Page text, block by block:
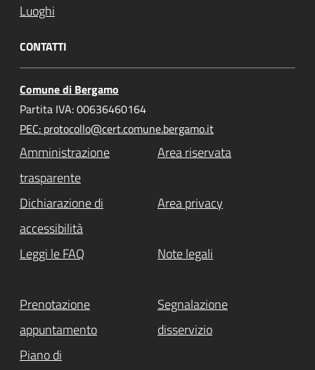
Luoghi
CONTATTI
Comune di Bergamo
Partita IVA: 00636460164
PEC: protocollo@cert.comune.bergamo.it
Amministrazione
trasparente
Area riservata
Dichiarazione di
accessibilità
Area privacy
Leggi le FAQ Note legali
Prenotazione
appuntamento
Segnalazione
disservizio
Piano di